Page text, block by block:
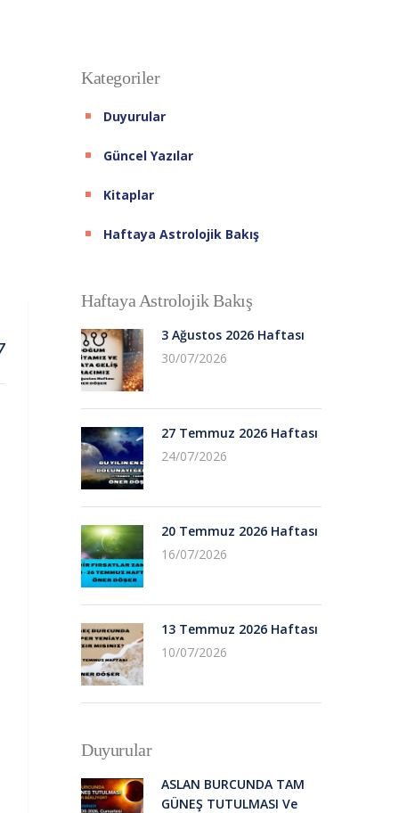
Kategoriler
Duyurular
Güncel Yazılar
Kitaplar
Haftaya Astrolojik Bakış
Haftaya Astrolojik Bakış
3 Ağustos 2026 Haftası
30/07/2026
27 Temmuz 2026 Haftası
24/07/2026
20 Temmuz 2026 Haftası
16/07/2026
13 Temmuz 2026 Haftası
10/07/2026
Duyurular
ASLAN BURCUNDA TAM
GÜNEŞ TUTULMASI Ve